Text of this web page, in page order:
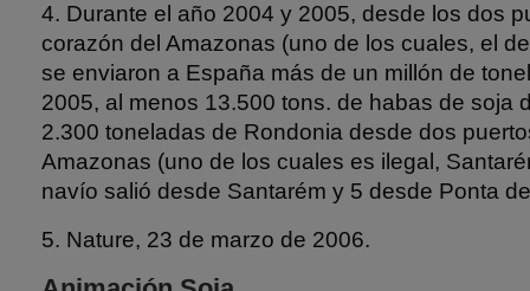
4. Durante el año 2004 y 2005, desde los dos
corazón del Amazonas (uno de los cuales, el
se enviaron a España más de un millón de
2005, al menos 13.500 tons. de habas de soja
2.300 toneladas de Rondonia desde dos
Amazonas (uno de los cuales es ilegal,
navío salió desde Santarém y 5 desde Ponta
5. Nature, 23 de marzo de 2006.